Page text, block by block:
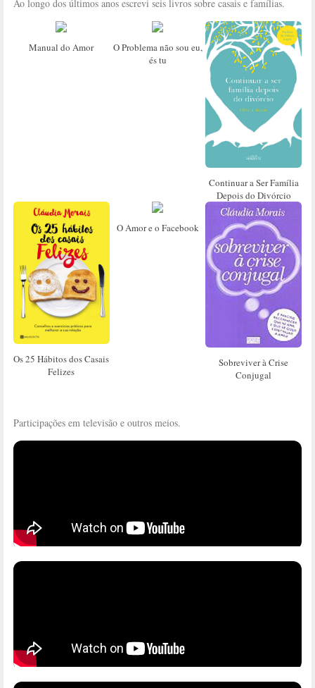
Ao longo dos últimos anos escrevi seis livros sobre casais e famílias.
Manual do Amor
O Problema não sou eu,
és tu
Continuar a Ser Família
Depois do Divórcio
Os 25 Hábitos dos Casais
Felizes
O Amor e o Facebook
Sobreviver à Crise
Conjugal
Participações em televisão e outros meios.